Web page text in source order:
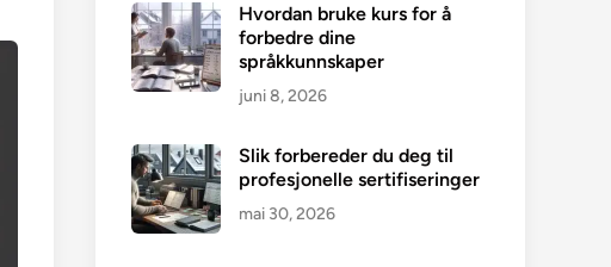
Hvordan bruke kurs for å
forbedre dine
språkkunnskaper
juni 8, 2026
Slik forbereder du deg til
profesjonelle sertifiseringer
mai 30, 2026